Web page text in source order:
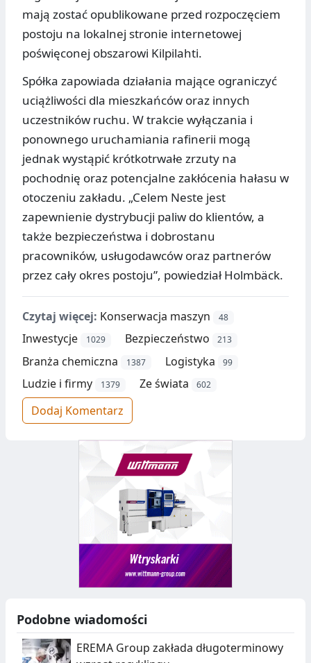
mają zostać opublikowane przed rozpoczęciem
postoju na lokalnej stronie internetowej
poświęconej obszarowi Kilpilahti.
Spółka zapowiada działania mające ograniczyć
uciążliwości dla mieszkańców oraz innych
uczestników ruchu. W trakcie wyłączania i
ponownego uruchamiania rafinerii mogą
jednak wystąpić krótkotrwałe zrzuty na
pochodnię oraz potencjalne zakłócenia hałasu w
otoczeniu zakładu. „Celem Neste jest
zapewnienie dystrybucji paliw do klientów, a
także bezpieczeństwa i dobrostanu
pracowników, usługodawców oraz partnerów
przez cały okres postoju”, powiedział Holmbäck.
Czytaj więcej: Konserwacja maszyn 48
Inwestycje 1029 Bezpieczeństwo 213
Branża chemiczna 1387 Logistyka 99
Ludzie i firmy 1379 Ze świata 602
Dodaj Komentarz
Podobne wiadomości
EREMA Group zakłada długoterminowy